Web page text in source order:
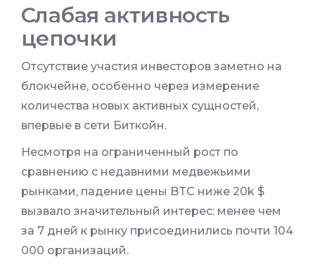
Слабая активность
цепочки
Отсутствие участия инвесторов заметно на
блокчейне, особенно через измерение
количества новых активных сущностей,
впервые в сети Биткойн.
Несмотря на ограниченный рост по
сравнению с недавними медвежьими
рынками, падение цены BTC ниже 20k $
вызвало значительный интерес: менее чем
за 7 дней к рынку присоединились почти 104
000 организаций.